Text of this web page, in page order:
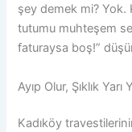
şey demek mi? Yok.
tutumu muhteşem
faturaysa boş!”
Ayıp Olur, Şıklık Yarı
Kadıköy